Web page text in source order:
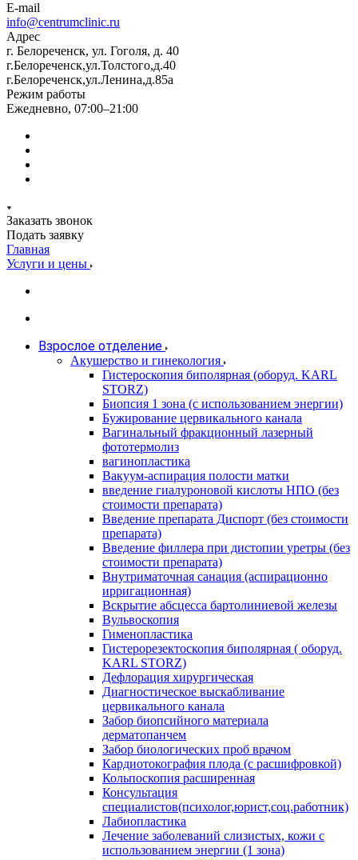
E-mail
info@centrumclinic.ru
Адрес
г. Белореченск, ул. Гоголя, д. 40
г.Белореченск,ул.Толстого,д.40
г.Белореченск,ул.Ленина,д.85а
Режим работы
Ежедневно, 07:00–21:00
Заказать звонок
Подать заявку
Главная
Услуги и цены
Взрослое отделение
Акушерство и гинекология
Гистероскопия биполярная (оборуд. KARL
STORZ)
Биопсия 1 зона (с использованием энергии)
Бужирование цервикального канала
Вагинальный фракционный лазерный
фототермолиз
вагинопластика
Вакуум-аспирация полости матки
введение гиалуроновой кислоты НПО (без
стоимости препарата)
Введение препарата Диспорт (без стоимости
препарата)
Введение филлера при дистопии уретры (без
стоимости препарата)
Внутриматочная санация (аспирационно
ирригационная)
Вскрытие абсцесса бартолиниевой железы
Вульвоскопия
Гименопластика
Гистерорезектоскопия биполярная ( оборуд.
KARL STORZ)
Дефлорация хирургическая
Диагностическое выскабливание
цервикального канала
Забор биопсийного материала
дерматопанчем
Забор биологических проб врачом
Кардиотокография плода (с расшифровкой)
Кольпоскопия расширенная
Консультация
специалистов(психолог,юрист,соц.работник)
Лабиопластика
Лечение заболеваний слизистых, кожи с
использованием энергии (1 зона)